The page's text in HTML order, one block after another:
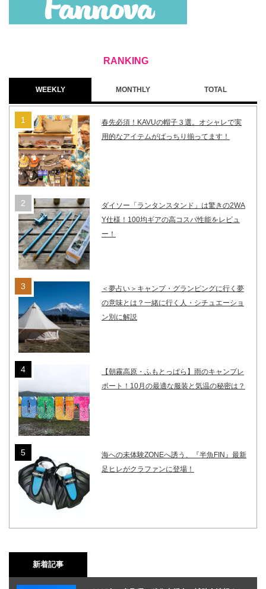
WEEKLY MONTHLY TOTAL
春先必須！KAVUの帽子３選。オシャレで実
用的なアイテムがばっちり揃ってます！
ダイソー「ランタンスタンド」は驚きの2WA
Y仕様！100均ギアの高コスパ性能をレビュ
ー！
＜夢占い＞キャンプ・グランピングに行く夢
の意味とは？一緒に行く人・シチュエーショ
ン別に解説
【朝霧高原・ふもとっぱら】雨のキャンプレ
ポート！10月の最適な服装と気温の秘密は？
海への未体験ZONEへ誘う、『半魚FIN』最新
足ヒレがクラファンに登場！
新着記事